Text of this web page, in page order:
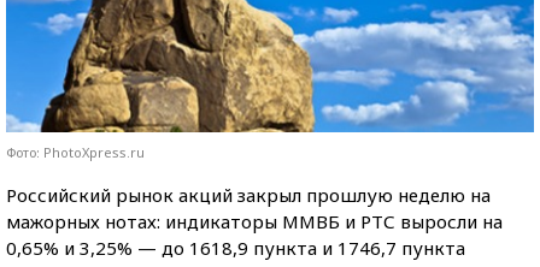
Фото: PhotoXpress.ru
Российский рынок акций закрыл прошлую неделю на
мажорных нотах: индикаторы ММВБ и РТС выросли на
0,65% и 3,25% — до 1618,9 пункта и 1746,7 пункта